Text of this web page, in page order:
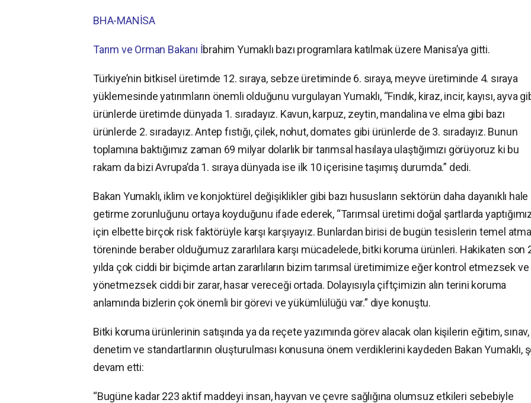
BHA-MANİSA
Tarım ve Orman Bakanı İbrahim Yumaklı bazı programlara katılmak üzere Manisa’ya gitti.
Türkiye’nin bitkisel üretimde 12. sıraya, sebze üretiminde 6. sıraya, meyve üretiminde 4. sıraya
yüklemesinde yatırımların önemli olduğunu vurgulayan Yumaklı, “Fındık, kiraz, incir, kayısı, ayva
ürünlerde üretimde dünyada 1. sıradayız. Kavun, karpuz, zeytin, mandalina ve elma gibi bazı
ürünlerde 2. sıradayız. Antep fıstığı, çilek, nohut, domates gibi ürünlerde de 3. sıradayız. Bunun
toplamına baktığımız zaman 69 milyar dolarlık bir tarımsal hasılaya ulaştığımızı görüyoruz ki bu
rakam da bizi Avrupa’da 1. sıraya dünyada ise ilk 10 içerisine taşımış durumda.” dedi.
Bakan Yumaklı, iklim ve konjoktürel değişiklikler gibi bazı hususların sektörün daha dayanıklı hale
getirme zorunluğunu ortaya koyduğunu ifade ederek, “Tarımsal üretimi doğal şartlarda
için elbette birçok risk faktörüyle karşı karşıyayız. Bunlardan birisi de bugün tesislerin temel atma
töreninde beraber olduğumuz zararlılara karşı mücadelede, bitki koruma ürünleri. Hakikaten son
yılda çok ciddi bir biçimde artan zararlıların bizim tarımsal üretimimize eğer kontrol etmezsek ve
yönetmezsek ciddi bir zarar, hasar vereceği ortada. Dolayısıyla çiftçimizin alın terini koruma
anlamında bizlerin çok önemli bir görevi ve yükümlülüğü var.” diye konuştu.
Bitki koruma ürünlerinin satışında ya da reçete yazımında görev alacak olan kişilerin eğitim, sınav,
denetim ve standartlarının oluşturulması konusuna önem verdiklerini kaydeden Bakan Yumaklı,
devam etti:
“Bugüne kadar 223 aktif maddeyi insan, hayvan ve çevre sağlığına olumsuz etkileri sebebiyle